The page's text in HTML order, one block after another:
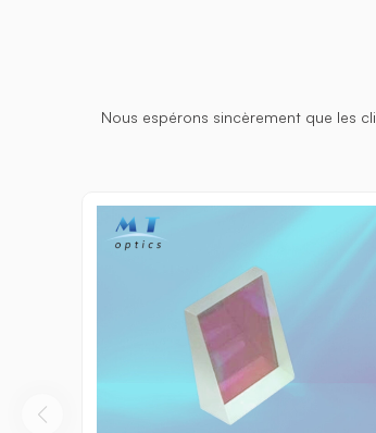
Nous espérons sincèrement que les